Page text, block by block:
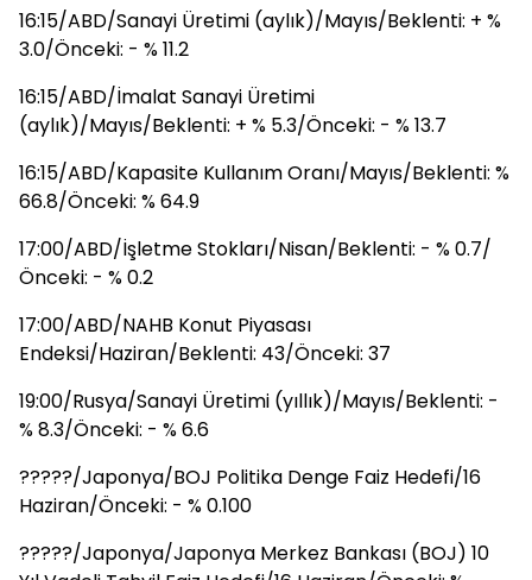
16:15/ABD/Sanayi Üretimi (aylık)/Mayıs/Beklenti: + %
3.0/Önceki: - % 11.2
16:15/ABD/İmalat Sanayi Üretimi
(aylık)/Mayıs/Beklenti: + % 5.3/Önceki: - % 13.7
16:15/ABD/Kapasite Kullanım Oranı/Mayıs/Beklenti: %
66.8/Önceki: % 64.9
17:00/ABD/İşletme Stokları/Nisan/Beklenti: - % 0.7/
Önceki: - % 0.2
17:00/ABD/NAHB Konut Piyasası
Endeksi/Haziran/Beklenti: 43/Önceki: 37
19:00/Rusya/Sanayi Üretimi (yıllık)/Mayıs/Beklenti: -
% 8.3/Önceki: - % 6.6
?????/Japonya/BOJ Politika Denge Faiz Hedefi/16
Haziran/Önceki: - % 0.100
?????/Japonya/Japonya Merkez Bankası (BOJ) 10